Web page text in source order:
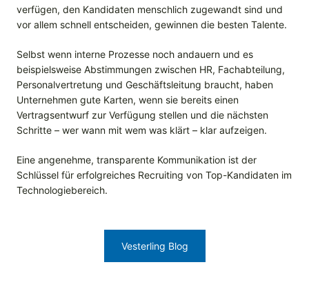
verfügen, den Kandidaten menschlich zugewandt sind und
vor allem schnell entscheiden, gewinnen die besten Talente.
Selbst wenn interne Prozesse noch andauern und es
beispielsweise Abstimmungen zwischen HR, Fachabteilung,
Personalvertretung und Geschäftsleitung braucht, haben
Unternehmen gute Karten, wenn sie bereits einen
Vertragsentwurf zur Verfügung stellen und die nächsten
Schritte – wer wann mit wem was klärt – klar aufzeigen.
Eine angenehme, transparente Kommunikation ist der
Schlüssel für erfolgreiches Recruiting von Top-Kandidaten im
Technologiebereich.
Vesterling Blog